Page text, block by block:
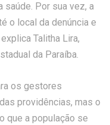
saúde. Por sua vez, a
o local da denúncia e
Talitha Lira,
da Paraíba.
os gestores
providências, mas o
que a população se